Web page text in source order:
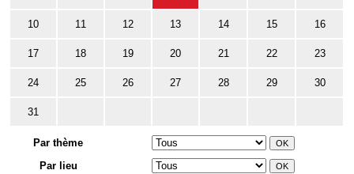
10 11 12 13 14 15 16
17 18 19 20 21 22 23
24 25 26 27 28 29 30
31
Par thème
Par lieu